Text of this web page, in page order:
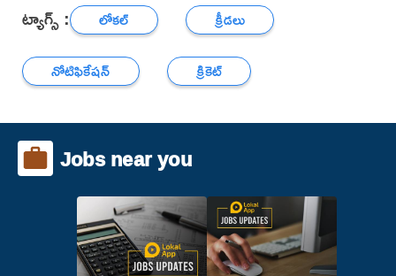
ట్యాగ్స్ : లోకల్
క్రీడలు
నోటిఫికేషన్
క్రికెట్
Jobs near you